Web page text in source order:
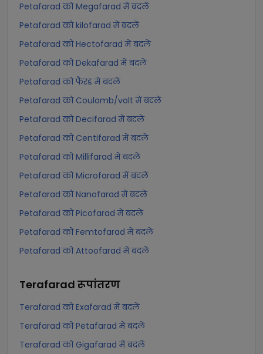
Petafarad को Megafarad में बदलें
Petafarad को kilofarad में बदलें
Petafarad को Hectofarad में बदलें
Petafarad को Dekafarad में बदलें
Petafarad को फैरड में बदलें
Petafarad को Coulomb/volt में बदलें
Petafarad को Decifarad में बदलें
Petafarad को Centifarad में बदलें
Petafarad को Millifarad में बदलें
Petafarad को Microfarad में बदलें
Petafarad को Nanofarad में बदलें
Petafarad को Picofarad में बदलें
Petafarad को Femtofarad में बदलें
Petafarad को Attoofarad में बदलें
Terafarad रूपांतरण
Terafarad को Exafarad में बदलें
Terafarad को Petafarad में बदलें
Terafarad को Gigafarad में बदलें